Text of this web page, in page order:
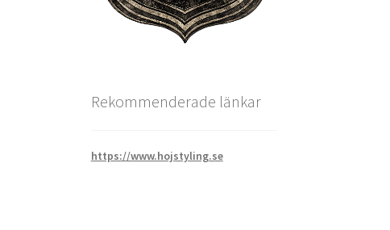
Rekommenderade länkar
https://www.hojstyling.se